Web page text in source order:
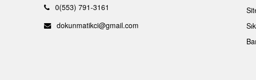
0(553) 791-3161
dokunmatikci@gmail.com